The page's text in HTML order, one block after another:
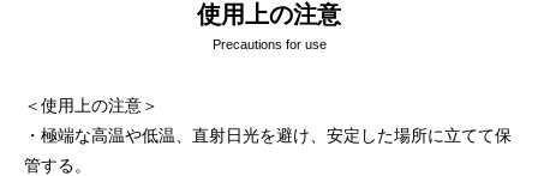
使用上の注意
Precautions for use
＜使用上の注意＞
・極端な高温や低温、直射日光を避け、安定した場所に立てて保
管する。